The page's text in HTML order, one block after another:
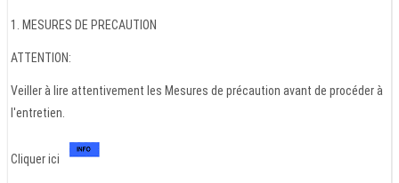
1. MESURES DE PRECAUTION
ATTENTION:
Veiller à lire attentivement les Mesures de précaution avant de procéder à
l'entretien.
Cliquer ici